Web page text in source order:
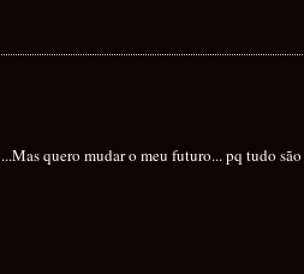
quero mudar o meu futuro... pq tudo